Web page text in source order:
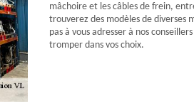
mâchoire et les câbles de frein,
trouverez des modèles de diverses
pas à vous adresser à nos
tromper dans vos choix.